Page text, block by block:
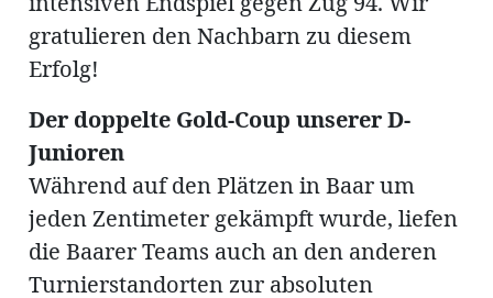
gratulieren den Nachbarn zu diesem
Erfolg!
Der doppelte Gold-Coup unserer D-
Junioren
Während auf den Plätzen in Baar um
jeden Zentimeter gekämpft wurde, liefen
die Baarer Teams auch an den anderen
Turnierstandorten zur absoluten